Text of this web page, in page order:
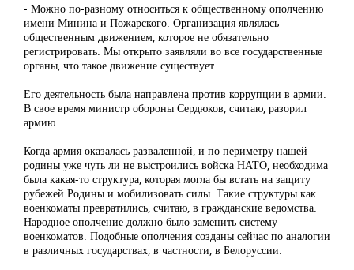
- Можно по-разному относиться к общественному ополчению
имени Минина и Пожарского. Организация являлась
общественным движением, которое не обязательно
регистрировать. Мы открыто заявляли во все государственные
органы, что такое движение существует.
Его деятельность была направлена против коррупции в армии.
В свое время министр обороны Сердюков, считаю, разорил
армию.
Когда армия оказалась разваленной, и по периметру нашей
родины уже чуть ли не выстроились войска НАТО, необходима
была какая-то структура, которая могла бы встать на защиту
рубежей Родины и мобилизовать силы. Такие структуры как
военкоматы превратились, считаю, в гражданские ведомства.
Народное ополчение должно было заменить систему
военкоматов. Подобные ополчения созданы сейчас по аналогии
в различных государствах, в частности, в Белоруссии.